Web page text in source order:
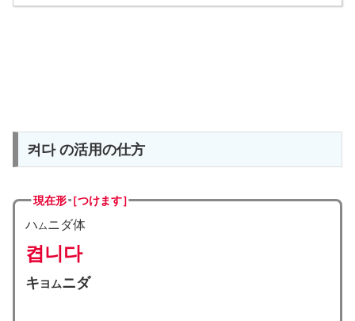
켜다 の活用の仕方
現在形［つけます］
ハムニダ体
켭니다
キヨムニダ